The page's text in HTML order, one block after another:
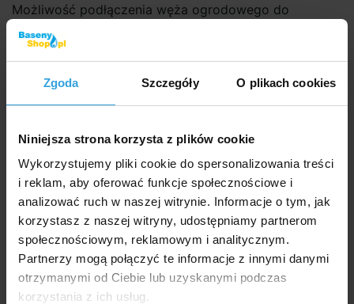
Zgoda Szczegóły O plikach cookies
Niniejsza strona korzysta z plików cookie
Wykorzystujemy pliki cookie do spersonalizowania treści
i reklam, aby oferować funkcje społecznościowe i
analizować ruch w naszej witrynie. Informacje o tym, jak
korzystasz z naszej witryny, udostępniamy partnerom
społecznościowym, reklamowym i analitycznym.
Partnerzy mogą połączyć te informacje z innymi danymi
otrzymanymi od Ciebie lub uzyskanymi podczas
korzystania z ich usług.
Możliwość podłączenia węża ogrodowego do
prysznica palmowego.
Dodatkowa wyściółka, zawór spustowy w podłodze.
Wykonane z przetestowanego solidnego winylu.
Parametry
Szerokość:
Długość: 249 cm
Wysokość: 109 cm
Zalecane akcesoria (1)